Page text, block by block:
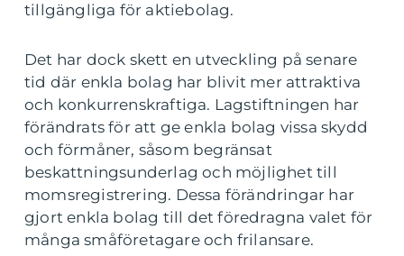
tillgängliga för aktiebolag.
Det har dock skett en utveckling på senare
tid där enkla bolag har blivit mer attraktiva
och konkurrenskraftiga. Lagstiftningen har
förändrats för att ge enkla bolag vissa skydd
och förmåner, såsom begränsat
beskattningsunderlag och möjlighet till
momsregistrering. Dessa förändringar har
gjort enkla bolag till det föredragna valet för
många småföretagare och frilansare.